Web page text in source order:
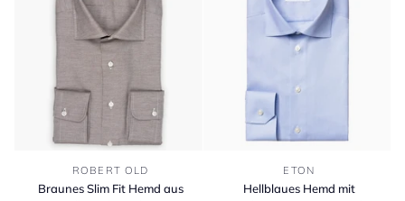
Slim
ROBERT OLD
Braunes Slim Fit Hemd aus
ETON
Hellblaues Hemd mit